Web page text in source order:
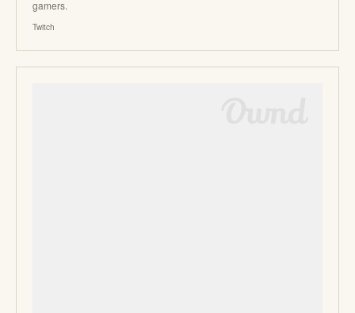
gamers.
Twitch